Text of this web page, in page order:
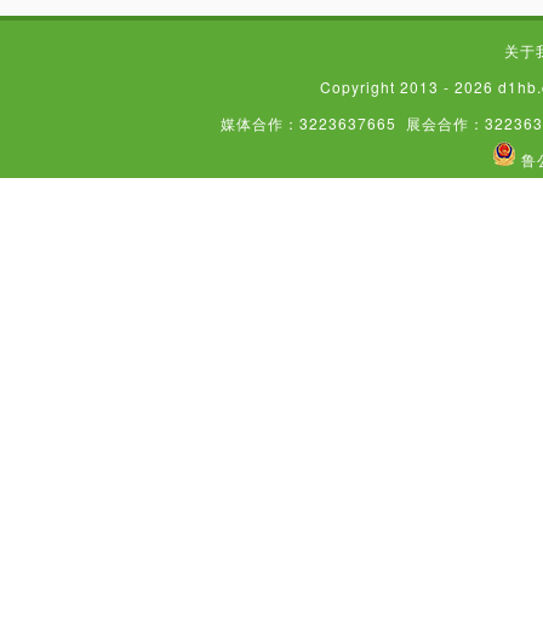
关于
Copyright 2013 - 2026
媒体合作：3223637665
展会合作：
鲁